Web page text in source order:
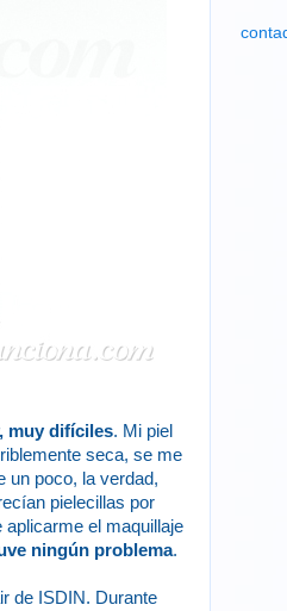
muy difíciles. Mi piel
seca, se me
un poco, la verdad,
pielecillas por
aplicarme el maquillaje
ningún problema.
de ISDIN. Durante